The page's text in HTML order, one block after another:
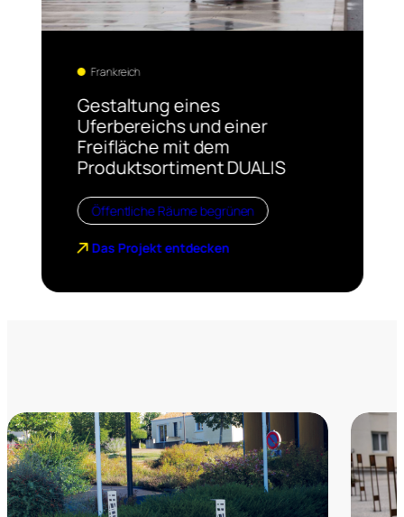
Frankreich
Gestaltung eines
Uferbereichs und einer
Freifläche mit dem
Produktsortiment DUALIS
Öffentliche Räume begrünen
Das Projekt entdecken